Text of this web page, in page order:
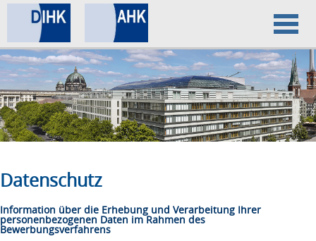
Home
Datenschutz
Impressum
Datenschutz
Information über die Erhebung und Verarbeitung Ihrer
personenbezogenen Daten im Rahmen des
Bewerbungsverfahrens